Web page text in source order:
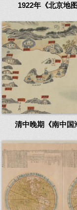
1922年《北京地
清中晚期《南中国